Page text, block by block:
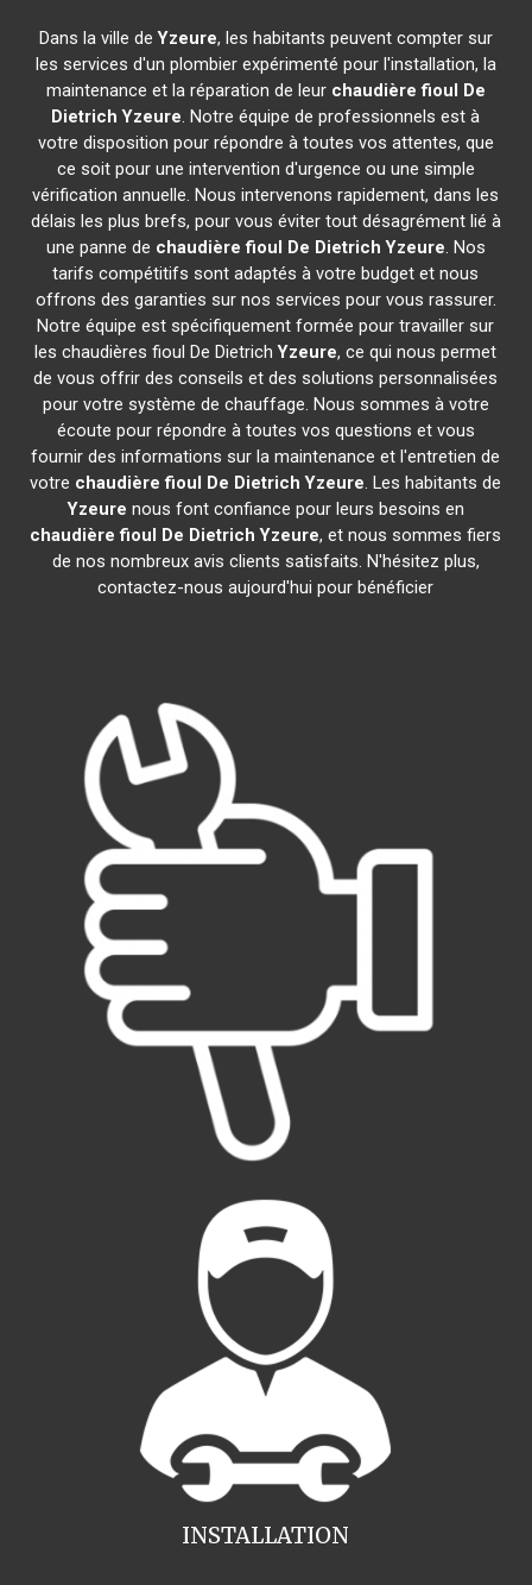
Dans la ville deYzeure, les habitants peuvent compter sur
les services d'un plombier expérimenté pour l'installation, la
maintenance et la réparation de leur chaudière fioul De
Dietrich Yzeure. Notre équipe de professionnels est à
votre disposition pour répondre à toutes vos attentes, que
ce soit pour une intervention d'urgence ou une simple
vérification annuelle. Nous intervenons rapidement, dans les
délais les plus brefs, pour vous éviter tout désagrément lié à
une panne de chaudière fioul De Dietrich Yzeure. Nos
tarifs compétitifs sont adaptés à votre budget et nous
offrons des garanties sur nos services pour vous rassurer.
Notre équipe est spécifiquement formée pour travailler sur
les chaudières fioul De DietrichYzeure, ce qui nous permet
de vous offrir des conseils et des solutions personnalisées
pour votre système de chauffage. Nous sommes à votre
écoute pour répondre à toutes vos questions et vous
fournir des informations sur la maintenance et l'entretien de
votre chaudière fioul De Dietrich Yzeure. Les habitants de
Yzeure nous font confiance pour leurs besoins en
chaudière fioul De Dietrich Yzeure, et nous sommes fiers
de nos nombreux avis clients satisfaits. N'hésitez plus,
contactez-nous aujourd'hui pour bénéficier
INSTALLATION